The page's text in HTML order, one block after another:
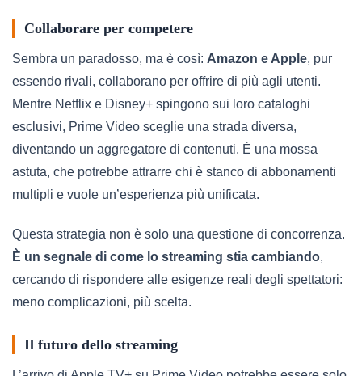
Collaborare per competere
Sembra un paradosso, ma è così: Amazon e Apple, pur
essendo rivali, collaborano per offrire di più agli utenti.
Mentre Netflix e Disney+ spingono sui loro cataloghi
esclusivi, Prime Video sceglie una strada diversa,
diventando un aggregatore di contenuti. È una mossa
astuta, che potrebbe attrarre chi è stanco di abbonamenti
multipli e vuole un’esperienza più unificata.
Questa strategia non è solo una questione di concorrenza.
È un segnale di come lo streaming stia cambiando,
cercando di rispondere alle esigenze reali degli spettatori:
meno complicazioni, più scelta.
Il futuro dello streaming